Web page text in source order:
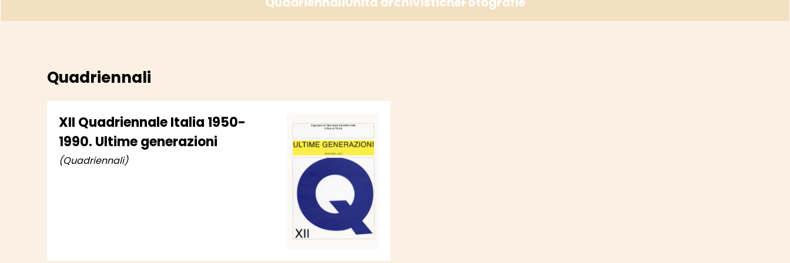
Quadriennali
XII Quadriennale Italia 1950-
1990. Ultime generazioni
(Quadriennali)